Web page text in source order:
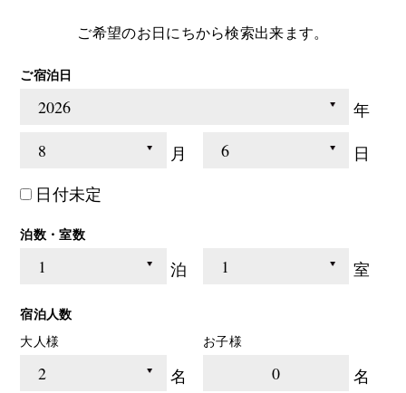
ご希望のお日にちから検索出来ます。
ご宿泊日
年
月
日
日付未定
泊数・室数
泊 室
宿泊人数
大人様
名
お子様
0 名